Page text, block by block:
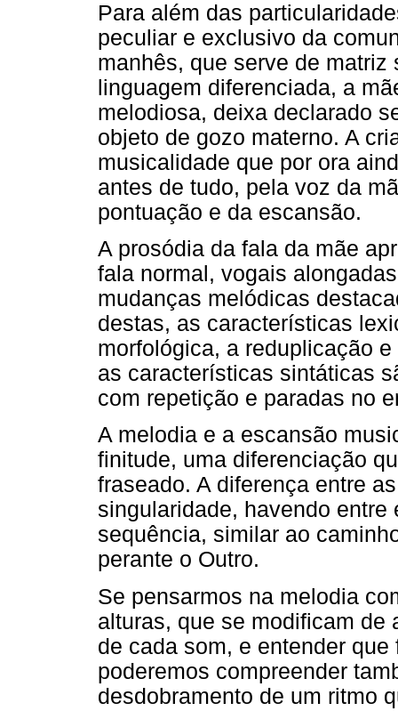
Para além das
peculiar e exclusivo da
manhês, que serve de
linguagem diferenciada, a
melodiosa, deixa declarado
objeto de gozo materno. A
musicalidade que por ora
antes de tudo, pela voz da
pontuação e da escansão.
A prosódia da fala da mãe
fala normal, vogais
mudanças melódicas
destas, as características
morfológica, a reduplicação
as características sintáticas
com repetição e paradas no
A melodia e a escansão
finitude, uma diferenciação
fraseado. A diferença entre
singularidade, havendo
sequência, similar ao
perante o Outro.
Se pensarmos na melodia
alturas, que se modificam de
de cada som, e entender
poderemos compreender
desdobramento de um ritmo